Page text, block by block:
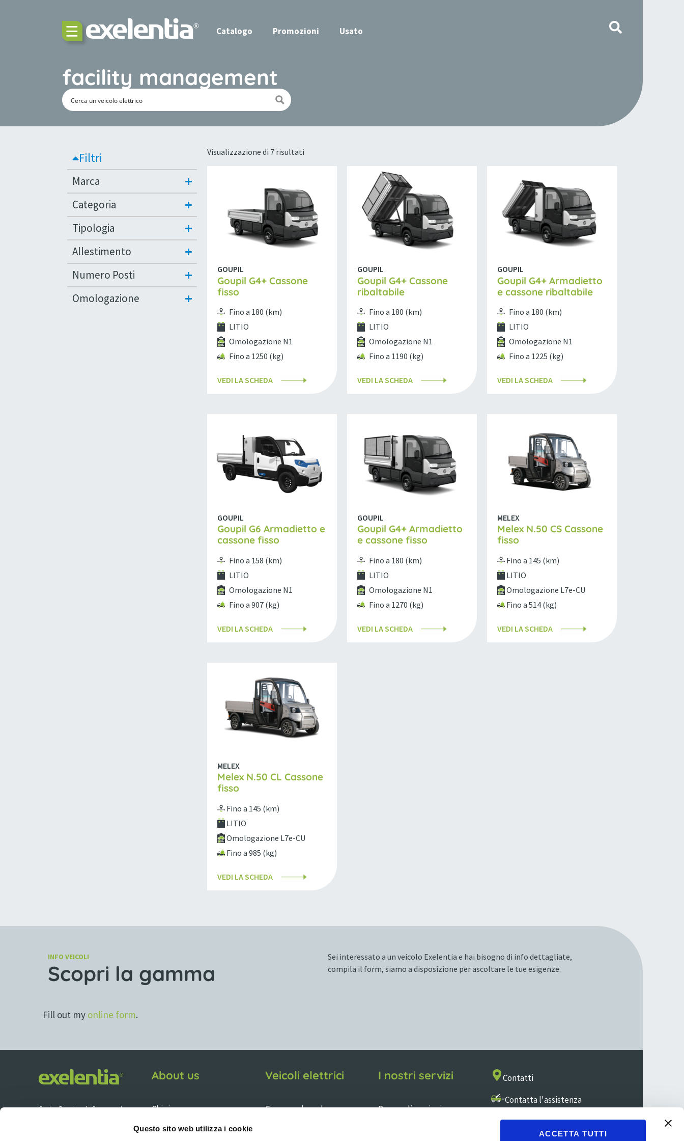
Questo sito web utilizza i cookie
ACCETTA TUTTI
Catalogo Promozioni Usato
facility management
Filtri
Marca
Categoria
Tipologia
Allestimento
Numero Posti
Omologazione
Visualizzazione di 7 risultati
GOUPIL
Goupil G4+ Cassone
fisso
Fino a 180 (km)
LITIO
Omologazione N1
Fino a 1250 (kg)
VEDI LA SCHEDA
GOUPIL
Goupil G4+ Cassone
ribaltabile
Fino a 180 (km)
LITIO
Omologazione N1
Fino a 1190 (kg)
VEDI LA SCHEDA
GOUPIL
Goupil G4+ Armadietto
e cassone ribaltabile
Fino a 180 (km)
LITIO
Omologazione N1
Fino a 1225 (kg)
VEDI LA SCHEDA
GOUPIL
Goupil G6 Armadietto e
cassone fisso
Fino a 158 (km)
LITIO
Omologazione N1
Fino a 907 (kg)
VEDI LA SCHEDA
GOUPIL
Goupil G4+ Armadietto
e cassone fisso
Fino a 180 (km)
LITIO
Omologazione N1
Fino a 1270 (kg)
VEDI LA SCHEDA
MELEX
Melex N.50 CS Cassone
fisso
Fino a 145 (km)
LITIO
Omologazione L7e-CU
Fino a 514 (kg)
VEDI LA SCHEDA
MELEX
Melex N.50 CL Cassone
fisso
Fino a 145 (km)
LITIO
Omologazione L7e-CU
Fino a 985 (kg)
VEDI LA SCHEDA
INFO VEICOLI
Scopri la gamma
Sei interessato a un veicolo Exelentia e hai bisogno di info dettagliate,
compila il form, siamo a disposizione per ascoltare le tue esigenze.
Fill out my online form.
Centro Direzionale Commercity
About us
Chi siamo
Nuova mobilità
Veicoli elettrici
Cerca per brand
I nostri servizi
Personalizzazioni
Contatti
Contatta l'assistenza